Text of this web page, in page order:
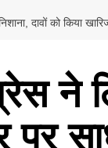
दावों को किया
ने